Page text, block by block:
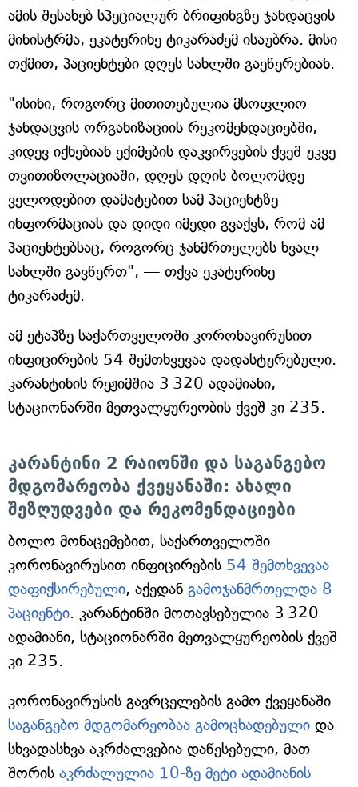
ამის შესახებ სპეციალურ ბრიფინგზე ჯანდაცვის
მინისტრმა, ეკატერინე ტიკარაძემ ისაუბრა. მისი
თქმით, პაციენტები დღეს სახლში გაეწერებიან.
"ისინი, როგორც მითითებულია მსოფლიო
ჯანდაცვის ორგანიზაციის რეკომენდაციებში,
კიდევ იქნებიან ექიმების დაკვირვების ქვეშ უკვე
თვითიზოლაციაში, დღეს დღის ბოლომდე
ველოდებით დამატებით სამ პაციენტზე
ინფორმაციას და დიდი იმედი გვაქვს, რომ ამ
პაციენტებსაც, როგორც ჯანმრთელებს ხვალ
სახლში გავწერთ", — თქვა ეკატერინე
ტიკარაძემ.
ამ ეტაპზე საქართველოში კორონავირუსით
ინფიცირების 54 შემთხვევაა დადასტურებული.
კარანტინის რეჟიმშია 3 320 ადამიანი,
სტაციონარში მეთვალყურეობის ქვეშ კი 235.
კარანტინი 2 რაიონში და საგანგებო
მდგომარეობა ქვეყანაში: ახალი
შეზღუდვები და რეკომენდაციები
ბოლო მონაცემებით, საქართველოში
კორონავირუსით ინფიცირების 54 შემთხვევაა
დაფიქსირებული, აქედან გამოჯანმრთელდა 8
პაციენტი. კარანტინში მოთავსებულია 3 320
ადამიანი, სტაციონარში მეთვალყურეობის ქვეშ
კი 235.
კორონავირუსის გავრცელების გამო ქვეყანაში
საგანგებო მდგომარეობაა გამოცხადებული და
სხვადასხვა აკრძალვებია დაწესებული, მათ
შორის აკრძალულია 10-ზე მეტი ადამიანის